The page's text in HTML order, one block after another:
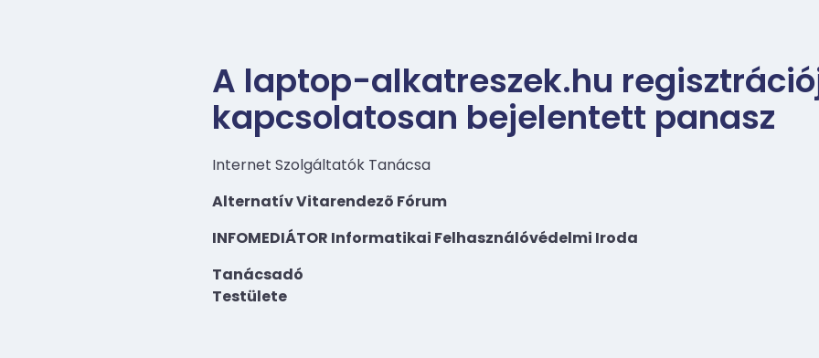
A laptop-alkatreszek.hu
kapcsolatosan bejelentett panasz
Internet Szolgáltatók Tanácsa
Alternatív Vitarendezõ Fórum
INFOMEDIÁTOR Informatikai Felhasználóvédelmi Iroda
Tanácsadó
Testülete